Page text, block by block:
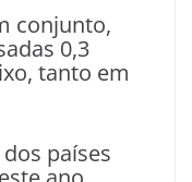
conjunto,
0,3
tanto em
países